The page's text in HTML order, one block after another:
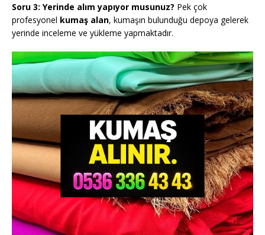
Soru 3: Yerinde alım yapıyor musunuz? Pek çok
profesyonel kumaş alan, kumaşın bulunduğu depoya gelerek
yerinde inceleme ve yükleme yapmaktadır.